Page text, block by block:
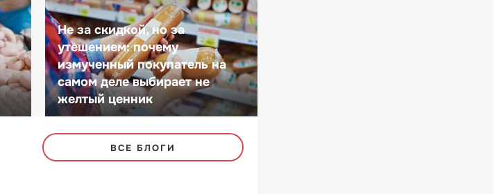
Не за скидкой, но за
утешением: почему
измученный покупатель на
самом деле выбирает не
желтый ценник
ВСЕ БЛОГИ